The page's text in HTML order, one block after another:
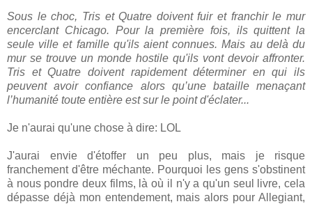
Sous le choc, Tris et Quatre doivent fuir et franchir le mur
encerclant Chicago. Pour la première fois, ils quittent la
seule ville et famille qu'ils aient connues. Mais au delà du
mur se trouve un monde hostile qu'ils vont devoir affronter.
Tris et Quatre doivent rapidement déterminer en qui ils
peuvent avoir confiance alors qu’une bataille menaçant
l’humanité toute entière est sur le point d'éclater...
Je n'aurai qu'une chose à dire: LOL
J'aurai envie d'étoffer un peu plus, mais je risque
franchement d'être méchante. Pourquoi les gens s'obstinent
à nous pondre deux films, là où il n'y a qu'un seul livre, cela
dépasse déjà mon entendement, mais alors pour Allegiant,